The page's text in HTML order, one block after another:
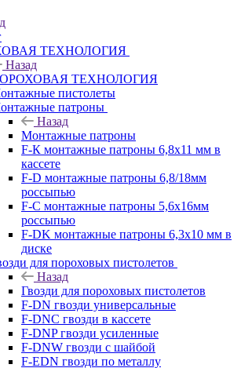
ТЕХНОЛОГИЯ
Назад
ТЕХНОЛОГИЯ
пистолеты
патроны
Назад
Монтажные патроны
F-К монтажные патроны 6,8х11 мм в
кассете
F-D монтажные патроны 6,8/18мм
россыпью
F-C монтажные патроны 5,6х16мм
россыпью
F-DK монтажные патроны 6,3х10 мм в
диске
для пороховых пистолетов
Назад
Гвозди для пороховых пистолетов
F-DN гвозди универсальные
F-DNC гвозди в кассете
F-DNP гвозди усиленные
F-DNW гвозди с шайбой
F-EDN гвозди по металлу